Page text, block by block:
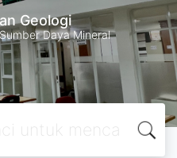
Geologi
Daya Mineral